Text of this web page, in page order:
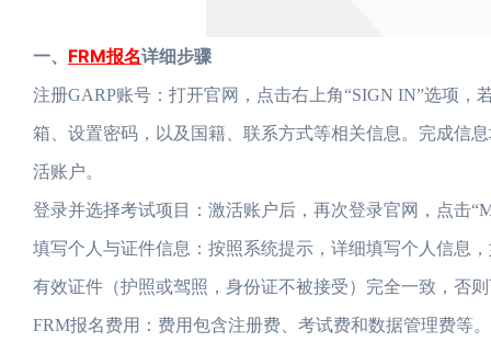
一、 FRM报名详细步骤
注册GARP账号：打开官网，点击右上角“SIGN IN”选项
箱、设置密码，以及国籍、联系方式等相关信息。完成信
活账户。
登录并选择考试项目：激活账户后，再次登录官网，点击
填写个人与证件信息：按照系统提示，详细填写个人信息
有效证件（护照或驾照，身份证不被接受）完全一致，否
FRM报名费用：费用包含注册费、考试费和数据管理费等。